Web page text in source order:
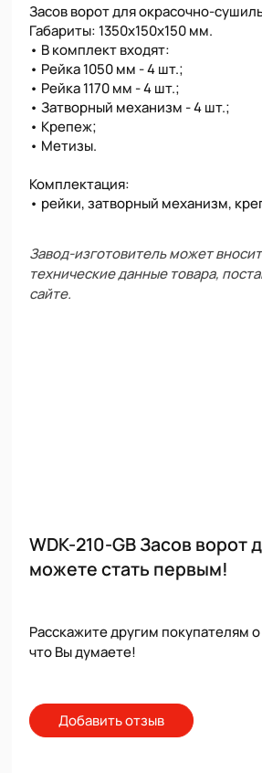
Засов ворот для окрасочно-
Габариты: 1350х150х150 мм.
• В комплект входят:
• Рейка 1050 мм - 4 шт.;
• Рейка 1170 мм - 4 шт.;
• Затворный механизм - 4 шт.;
• Крепеж;
• Метизы.
Комплектация:
• рейки, затворный механизм,
Завод-изготовитель может
технические данные товара,
сайте.
WDK-210-GB Засов
можете стать первым!
Расскажите другим покупателям
что Вы думаете!
Добавить отзыв